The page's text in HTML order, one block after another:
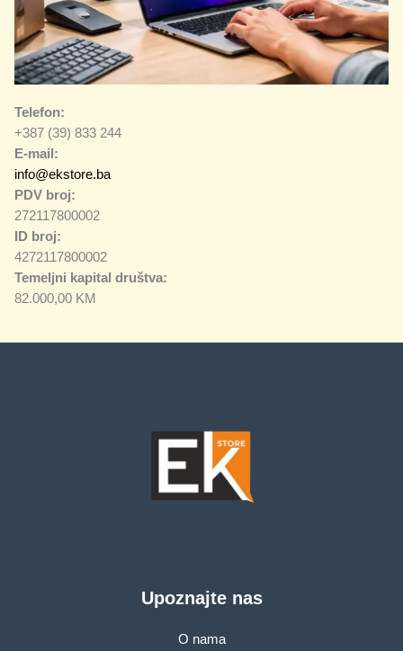
Telefon:
+387 (39) 833 244
E-mail:
info@ekstore.ba
PDV broj:
272117800002
ID broj:
4272117800002
Temeljni kapital društva:
82.000,00 KM
Upoznajte nas
O nama